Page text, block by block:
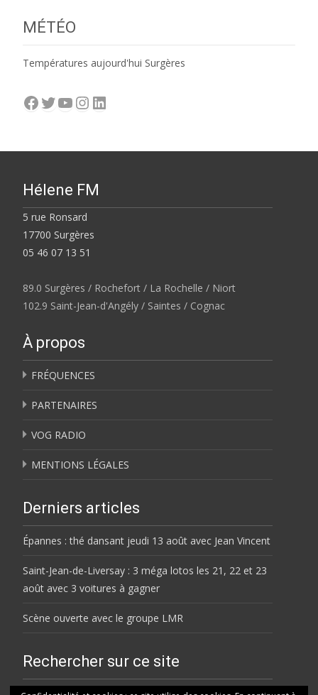
MÉTÉO
Températures aujourd'hui Surgères
Facebook
Twitter
YouTube
Instagram
LinkedIn
Hélene FM
5 rue Ronsard
17700 Surgères
05 46 07 13 51
89.0 Surgères / Rochefort / La Rochelle / Niort
102.9 Saint-Jean-d'Angély / Saintes / Cognac
À propos
FRÉQUENCES
PARTENAIRES
VOG RADIO
MENTIONS LÉGALES
Derniers articles
Épannes : thé dansant jeudi 13 août avec Jean Vincent
Saint-Jean-de-Liversay : 3 méga lotos les 21, 22 et 23
août avec 3 voitures à gagner
Scène ouverte avec le groupe LMR
Rechercher sur ce site
Rechercher